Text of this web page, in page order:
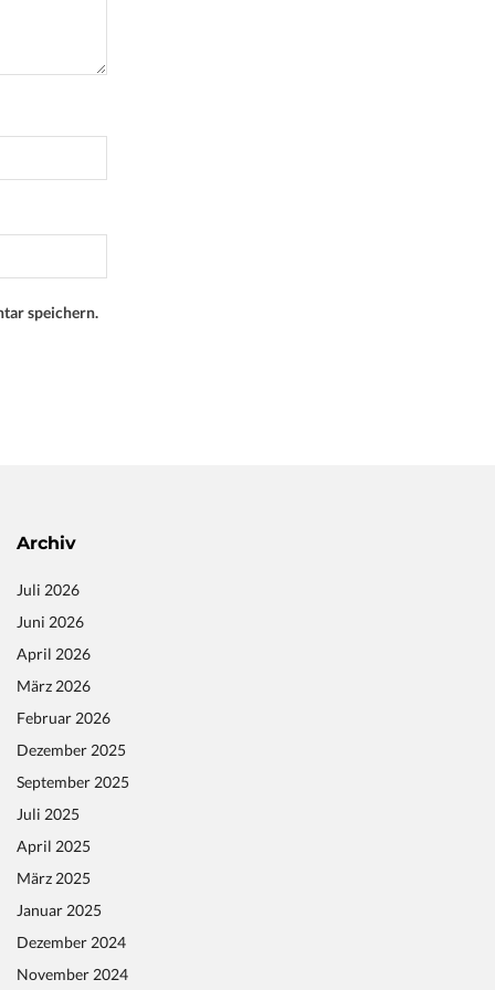
speichern.
Archiv
Juli 2026
Juni 2026
April 2026
März 2026
Februar 2026
Dezember 2025
September 2025
Juli 2025
April 2025
März 2025
Januar 2025
Dezember 2024
November 2024